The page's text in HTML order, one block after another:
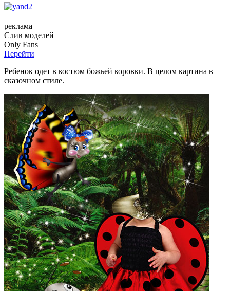
реклама
Слив моделей
Only Fans
Перейти
Ребенок одет в костюм божьей коровки. В целом картина в
сказочном стиле.